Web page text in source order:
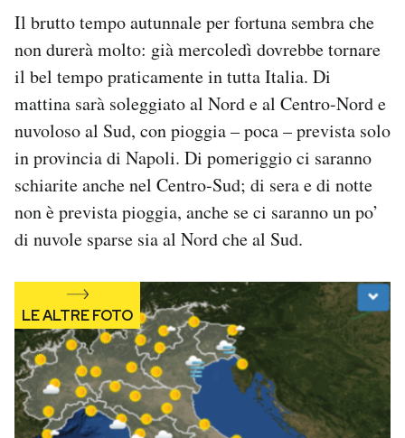
CALENDARIO
AREA PERSONALE
Area Personale
Newsletter
Regala il Post
Hai bisogno di aiuto?
Esci
Il brutto tempo autunnale per fortuna sembra che
non durerà molto: già mercoledì dovrebbe tornare
il bel tempo praticamente in tutta Italia. Di
mattina sarà soleggiato al Nord e al Centro-Nord e
nuvoloso al Sud, con pioggia – poca – prevista solo
in provincia di Napoli. Di pomeriggio ci saranno
schiarite anche nel Centro-Sud; di sera e di notte
non è prevista pioggia, anche se ci saranno un po’
di nuvole sparse sia al Nord che al Sud.